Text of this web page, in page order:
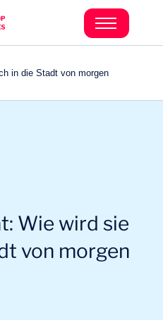
in die Stadt von morgen
Wie wird sie
von morgen